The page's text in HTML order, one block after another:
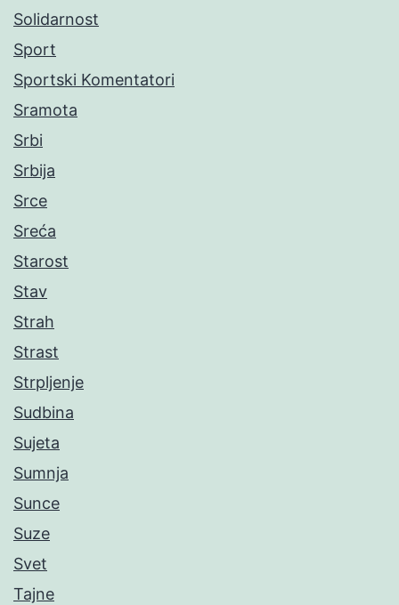
Solidarnost
Sport
Sportski Komentatori
Sramota
Srbi
Srbija
Srce
Sreća
Starost
Stav
Strah
Strast
Strpljenje
Sudbina
Sujeta
Sumnja
Sunce
Suze
Svet
Tajne